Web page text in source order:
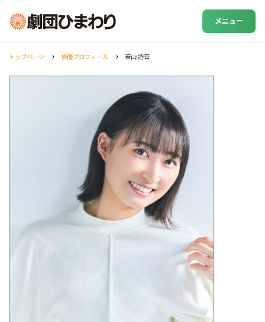
メニュー
トップページ 俳優プロフィール 若山 詩音